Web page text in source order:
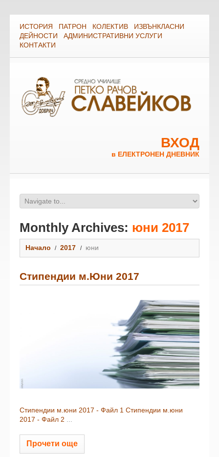
ИСТОРИЯ ПАТРОН КОЛЕКТИВ
ИЗВЪНКЛАСНИ
ДЕЙНОСТИ
АДМИНИСТРАТИВНИ УСЛУГИ
КОНТАКТИ
ВХОД
в ЕЛЕКТРОНЕН ДНЕВНИК
Monthly Archives: юни 2017
Начало 2017 юни
Стипендии м.Юни 2017
Стипендии м.юни 2017 - Файл 1 Стипендии м.юни
2017 - Файл 2 ...
Прочети още